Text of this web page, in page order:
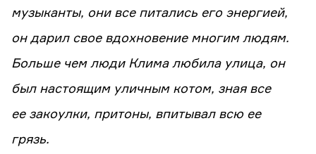
музыканты, они все питались его энергией,
он дарил свое вдохновение многим людям.
Больше чем люди Клима любила улица, он
был настоящим уличным котом, зная все
ее закоулки, притоны, впитывал всю ее
грязь.